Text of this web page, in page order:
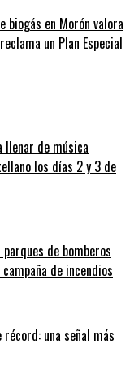
en Morón valora
un Plan Especial
llenar de música
los días 2 y 3 de
de bomberos
de incendios
una señal más